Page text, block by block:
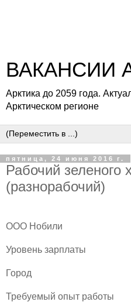
ВАКАНСИИ
Арктика до 2059 года.
Арктическом регионе
пятница, 24 июня 2016 г.
Рабочий зеленого
(разнорабочий)
ООО Нобили
Уровень зарплаты
Город
Требуемый опыт работы